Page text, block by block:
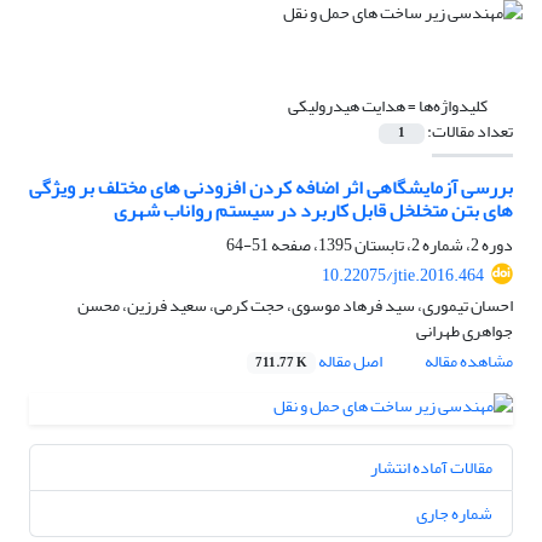
کلیدواژه‌ها =هدایت هیدرولیکی
تعداد مقالات: 1
بررسی آزمایشگاهی اثر اضافه کردن افزودنی های مختلف بر ویژگی
های بتن متخلخل قابل کاربرد در سیستم رواناب شهری
دوره 2، شماره 2، تابستان 1395، صفحه
51-64
10.22075/jtie.2016.464
احسان تیموری، سید فرهاد موسوی، حجت کرمی، سعید فرزین، محسن
جواهری طهرانی
مشاهده مقاله
اصل مقاله 711.77 K
مقالات آماده انتشار
شماره جاری